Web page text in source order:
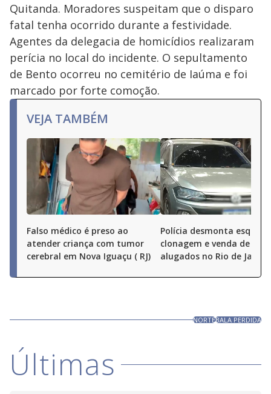
Quitanda. Moradores suspeitam que o disparo
fatal tenha ocorrido durante a festividade.
Agentes da delegacia de homicídios realizaram
perícia no local do incidente. O sepultamento
de Bento ocorreu no cemitério de Iaúma e foi
marcado por forte comoção.
VEJA TAMBÉM
Falso médico é preso ao
atender criança com tumor
cerebral em Nova Iguaçu ( RJ)
Polícia desmonta
clonagem e venda de
alugados no Rio de
NORTEBALA PERDIDA
Últimas